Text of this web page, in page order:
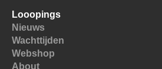
Looopings
Nieuws
Wachttijden
Webshop
About